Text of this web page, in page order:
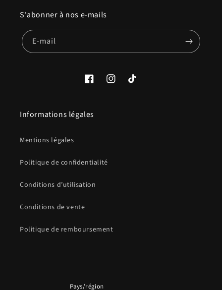
S'abonner à nos e-mails
E-mail
FacebookInstagramTikTok
Informations légales
Mentions légales
Politique de confidentialité
Conditions d’utilisation
Conditions de vente
Politique de remboursement
Pays/région